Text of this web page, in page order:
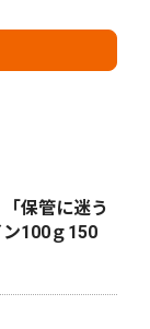
保管に迷う
100ｇ150